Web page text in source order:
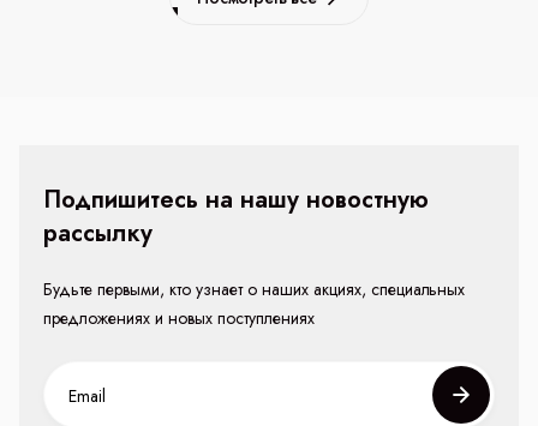
Подпишитесь на нашу новостную
рассылку
Будьте первыми, кто узнает о наших акциях, специальных
предложениях и новых поступлениях